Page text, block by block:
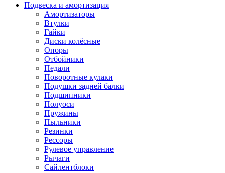
Подвеска и амортизация
Амортизаторы
Втулки
Гайки
Диски колёсные
Опоры
Отбойники
Педали
Поворотные кулаки
Подушки задней балки
Подшипники
Полуоси
Пружины
Пыльники
Резинки
Рессоры
Рулевое управление
Рычаги
Сайлентблоки